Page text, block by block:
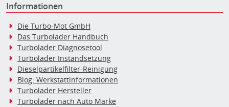
Informationen
Die Turbo-Mot GmbH
Das Turbolader Handbuch
Turbolader Diagnosetool
Turbolader Instandsetzung
Dieselpartikelfilter-Reinigung
Blog: Werkstattinformationen
Turbolader Hersteller
Turbolader nach Auto Marke